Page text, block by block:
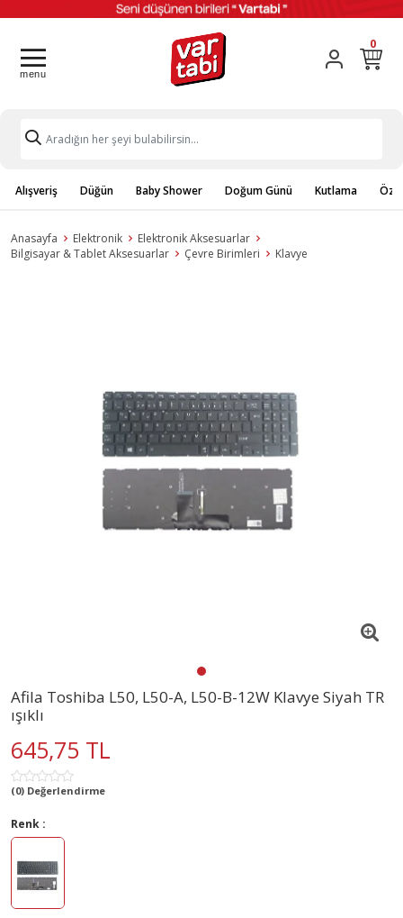
0
Alışveriş Düğün Baby Shower Doğum Günü Kutlama
Anasayfa Elektronik
Elektronik Aksesuarlar
Bilgisayar & Tablet Aksesuarlar
Çevre Birimleri Klavye
Afila Toshiba L50, L50-A, L50-B-12W Klavye Siyah TR
ışıklı
645,75 TL
(0) Değerlendirme
Renk :